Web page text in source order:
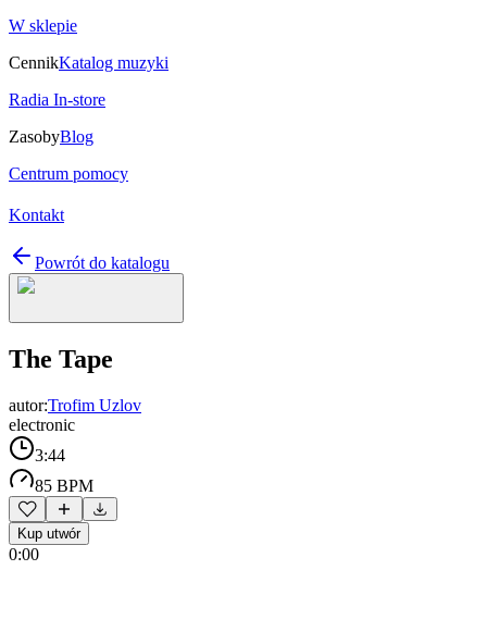
W sklepie
CennikKatalog muzyki
Radia In-store
ZasobyBlog
Centrum pomocy
Kontakt
Powrót do katalogu
The Tape
autor:Trofim Uzlov
electronic
3:44
85 BPM
Kup utwór
0:00